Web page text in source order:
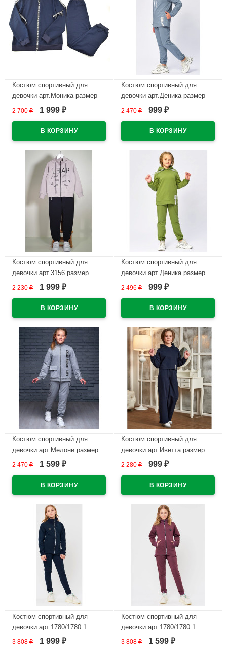
Костюм спортивный для
девочки арт.Моника размер
36/140-42/158 цвет темно-
2 700₽ 1 999 ₽
Костюм спортивный для
девочки арт.Деника размер
30/116-42/158 цвет серо-
2 470₽ 999 ₽
Костюм спортивный для
девочки арт.3156 размер
30/122-36/140 трикотажный
2 230₽ 1 999 ₽
Костюм спортивный для
девочки арт.Деника размер
30/116-42/158 цвет оливковый
2 496₽ 999 ₽
Костюм спортивный для
девочки арт.Мелони размер
36/140-42/158 цвет серый
2 470₽ 1 599 ₽
Костюм спортивный для
девочки арт.Иветта размер
36/140-42/158 цвет синий
2 280₽ 999 ₽
Костюм спортивный для
девочки арт.1780/1780.1
размер 32/128-46/170
3 808₽ 1 999 ₽
Костюм спортивный для
девочки арт.1780/1780.1
размер 32/128-46/170
3 808₽ 1 599 ₽